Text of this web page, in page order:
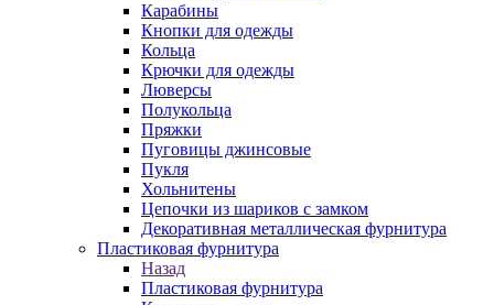
Карабины
Кнопки для одежды
Кольца
Крючки для одежды
Люверсы
Полукольца
Пряжки
Пуговицы джинсовые
Пукля
Хольнитены
Цепочки из шариков с замком
Декоративная металлическая фурнитура
Пластиковая фурнитура
Назад
Пластиковая фурнитура